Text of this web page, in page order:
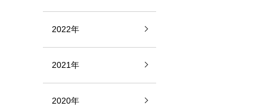
2022年
2021年
2020年